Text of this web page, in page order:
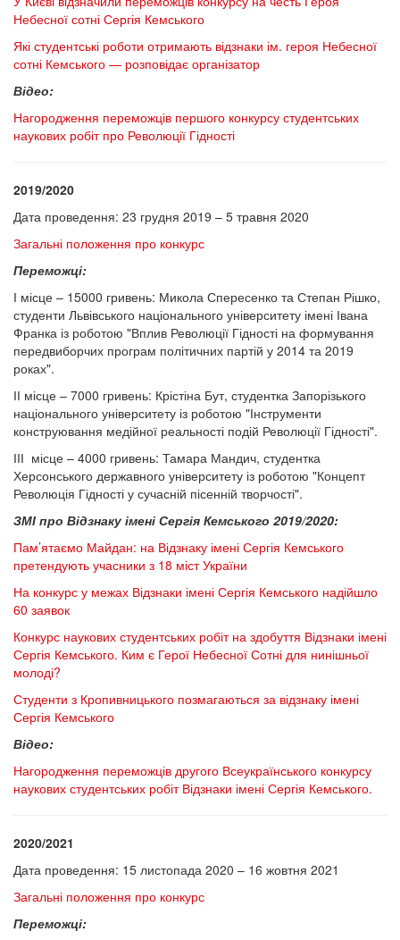
Небесної сотні Сергія Кемського
Які студентські роботи отримають відзнаки ім. героя Небесної
сотні Кемського — розповідає організатор
Відео:
Нагородження переможців першого конкурсу студентських
наукових робіт про Революції Гідності
2019/2020
Дата проведення: 23 грудня 2019 – 5 травня 2020
Загальні положення про конкурс
Переможці:
І місце – 15000 гривень: Микола Спересенко та Степан Рішко,
студенти Львівського національного університету імені Івана
Франка із роботою "Вплив Революції Гідності на формування
передвиборчих програм політичних партій у 2014 та 2019
роках".
ІІ місце – 7000 гривень: Крістіна Бут, студентка Запорізького
національного університету із роботою "Інструменти
конструювання медійної реальності подій Революції Гідності".
ІІІ місце – 4000 гривень: Тамара Мандич, студентка
Херсонського державного університету із роботою "Концепт
Революція Гідності у сучасній пісенній творчості".
ЗМІ про Відзнаку імені Сергія Кемського 2019/2020:
Пам’ятаємо Майдан: на Відзнаку імені Сергія Кемського
претендують учасники з 18 міст України
На конкурс у межах Відзнаки імені Сергія Кемського надійшло
60 заявок
Конкурс наукових студентських робіт на здобуття Відзнаки імені
Сергія Кемського. Ким є Герої Небесної Сотні для нинішньої
молоді?
Студенти з Кропивницького позмагаються за відзнаку імені
Сергія Кемського
Відео:
Нагородження переможців другого Всеукраїнського конкурсу
наукових студентських робіт Відзнаки імені Сергія Кемського.
2020/2021
Дата проведення: 15 листопада 2020 – 16 жовтня 2021
Загальні положення про конкурс
Переможці: